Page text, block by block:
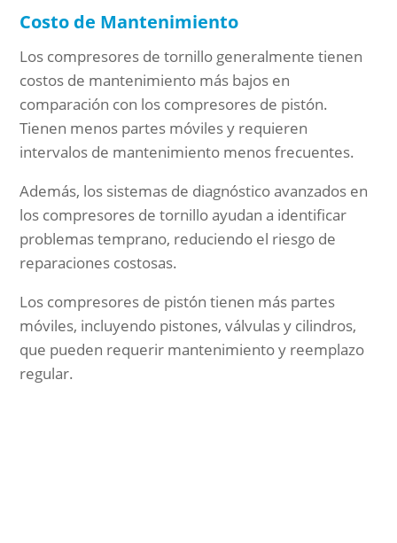
Costo de Mantenimiento
Los compresores de tornillo generalmente tienen
costos de mantenimiento más bajos en
comparación con los compresores de pistón.
Tienen menos partes móviles y requieren
intervalos de mantenimiento menos frecuentes.
Además, los sistemas de diagnóstico avanzados en
los compresores de tornillo ayudan a identificar
problemas temprano, reduciendo el riesgo de
reparaciones costosas.
Los compresores de pistón tienen más partes
móviles, incluyendo pistones, válvulas y cilindros,
que pueden requerir mantenimiento y reemplazo
regular.